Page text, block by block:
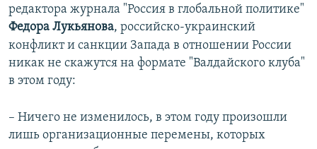
редактора журнала "Россия в глобальной политике"
Федора Лукьянова, российско-украинский
конфликт и санкции Запада в отношении России
никак не скажутся на формате "Валдайского клуба"
в этом году:
– Ничего не изменилось, в этом году произошли
лишь организационные перемены, которых